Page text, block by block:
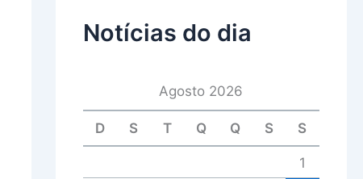
Notícias do dia
Agosto 2026
D S T Q Q S S
1